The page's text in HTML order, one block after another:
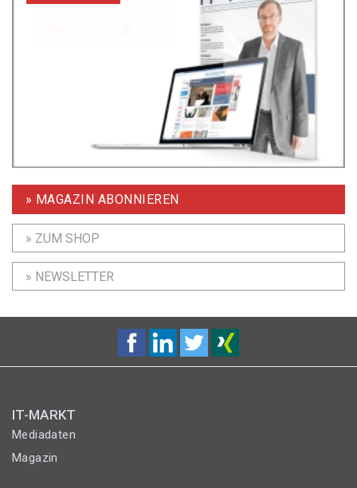
» MAGAZIN ABONNIEREN
» ZUM SHOP
» NEWSLETTER
IT-MARKT
Mediadaten
Magazin